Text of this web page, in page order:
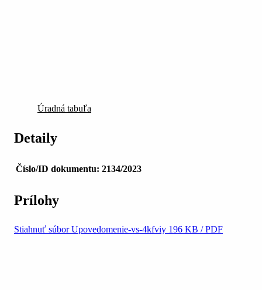
Úradná tabuľa
Detaily
Číslo/ID dokumentu: 2134/2023
Prílohy
Stiahnuť súborUpovedomenie-vs-4kfviy 196 KB / PDF